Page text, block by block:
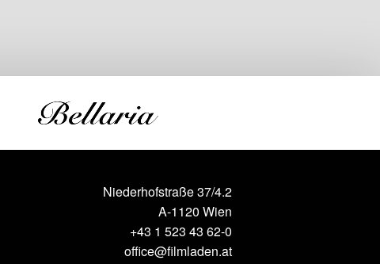
Niederhofstraße 37/4.2
A-1120 Wien
+43 1 523 43 62-0
office@filmladen.at